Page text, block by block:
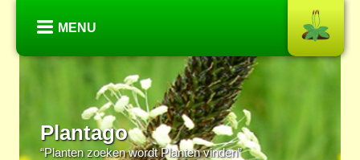
MENU
Plantago
“Planten zoeken wordt Planten vinden”